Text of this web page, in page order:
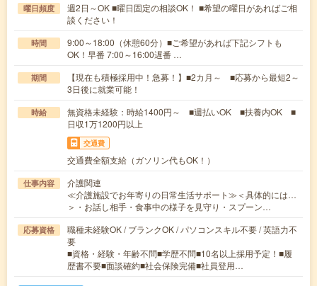
曜日頻度
週2日～OK ■曜日固定の相談OK！ ■希望の曜日があればご相
談ください！
時間
9:00～18:00（休憩60分）■ご希望があれば下記シフトも
OK！早番 7:00～16:00遅番 …
期間
【現在も積極採用中！急募！】■2カ月～ ■応募から最短2～
3日後に就業可能！
時給
無資格未経験：時給1400円～ ■週払いOK ■扶養内OK ■
日収1万1200円以上
交通費
交通費全額支給（ガソリン代もOK！）
仕事内容
介護関連
≪介護施設でお年寄りの日常生活サポート≫＜具体的には…
＞・お話し相手・食事中の様子を見守り・スプーン…
応募資格
職種未経験OK / ブランクOK / パソコンスキル不要 / 英語力不
要
■資格・経験・年齢不問■学歴不問■10名以上採用予定！■履
歴書不要■面談確約■社会保険完備■社員登用…